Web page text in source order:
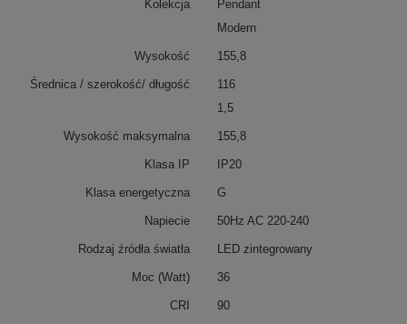
Kolekcja
Pendant
Modern
Wysokość 155,8
Średnica / szerokość/ długość
116
1,5
Wysokość maksymalna 155,8
Klasa IP IP20
Klasa energetyczna G
Napiecie 50Hz AC 220-240
Rodzaj źródła światła LED zintegrowany
Moc (Watt) 36
CRI 90